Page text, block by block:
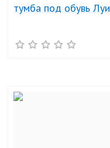
тумба под обувь Луи